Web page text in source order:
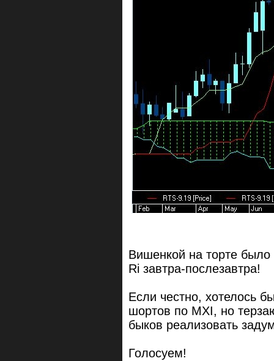
Вишенкой на торте
Ri завтра-послезавтра!
Если честно, хотелось
шортов по MXI, но
быков реализовать
Голосуем!